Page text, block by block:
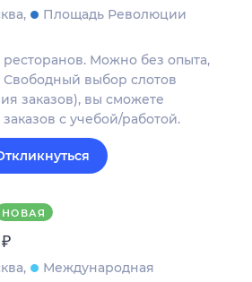
Площадь Революции
ресторанов. Можно без опыта,
Свободный выбор слотов
заказов), вы сможете
с учебой/работой.
НОВАЯ
₽
Международная